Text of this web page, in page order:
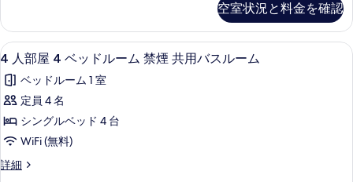
の
写
真
を
表
示
す
る
共
用
バ
ス
ル
ー
ム
の
ル
ー
ム
煙
共
バ
ス
ー
空室状況と料金を確認
4
人
部
屋
4
ベ
ッ
4 人部屋 4 ベッドルーム 禁煙 共用バ
14
4 人部屋 4 ベッドルーム 禁煙 共用バスルーム
ベッドルーム 1 室
定員 4 名
シングルベッド 4 台
WiFi (無料)
詳細
4